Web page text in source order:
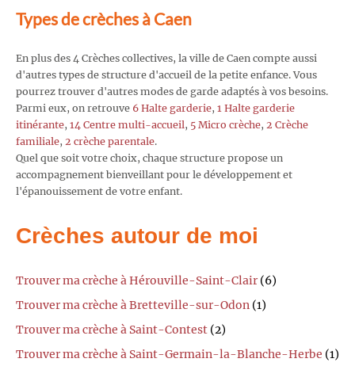
Types de crèches à Caen
En plus des 4 Crèches collectives, la ville de Caen compte aussi
d'autres types de structure d'accueil de la petite enfance. Vous
pourrez trouver d'autres modes de garde adaptés à vos besoins.
Parmi eux, on retrouve 6 Halte garderie, 1 Halte garderie
itinérante, 14 Centre multi-accueil, 5 Micro crèche, 2 Crèche
familiale, 2 crèche parentale.
Quel que soit votre choix, chaque structure propose un
accompagnement bienveillant pour le développement et
l'épanouissement de votre enfant.
Crèches autour de moi
Trouver ma crèche à Hérouville-Saint-Clair (6)
Trouver ma crèche à Bretteville-sur-Odon (1)
Trouver ma crèche à Saint-Contest (2)
Trouver ma crèche à Saint-Germain-la-Blanche-Herbe (1)